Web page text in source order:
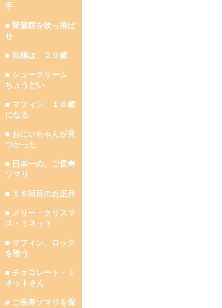
手
■ 腎臓病を吹っ飛ば
せ
■ 目標は、２０歳
■ シュークリーム
ちょうだい
■ マフィン、１６歳
になる
■ おにいちゃんが見
つかった
■ 日本一の、ご長寿
ソマリ
■ １６回目のお正月
■ メリー・クリスマ
ス・ミネット
■ マフィン、ロック
を歌う
■ チョコレート・ミ
ネットさん
■ ご長寿ソマリを探